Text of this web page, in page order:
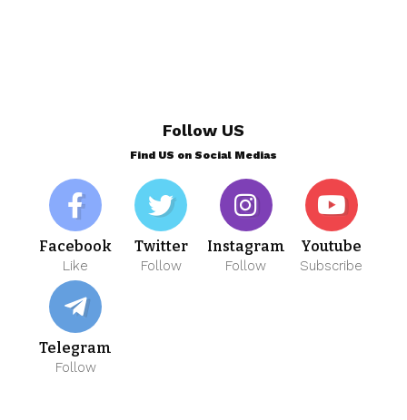
Follow US
Find US on Social Medias
Facebook
Like
Twitter
Follow
Instagram
Follow
Youtube
Subscribe
Telegram
Follow